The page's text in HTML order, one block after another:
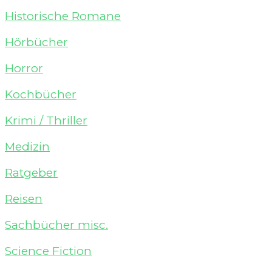
Historische Romane
Hörbücher
Horror
Kochbücher
Krimi / Thriller
Medizin
Ratgeber
Reisen
Sachbücher misc.
Science Fiction